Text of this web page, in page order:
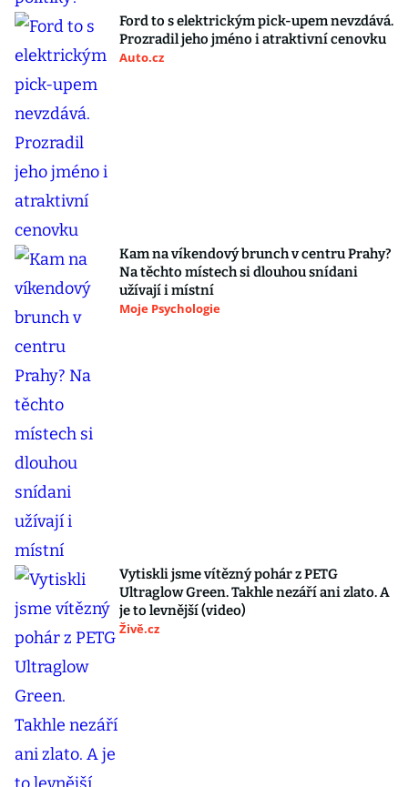
Ford to s elektrickým pick-upem nevzdává.
Prozradil jeho jméno i atraktivní cenovku
Auto.cz
Kam na víkendový brunch v centru Prahy?
Na těchto místech si dlouhou snídani
užívají i místní
Moje Psychologie
Vytiskli jsme vítězný pohár z PETG
Ultraglow Green. Takhle nezáří ani zlato. A
je to levnější (video)
Živě.cz